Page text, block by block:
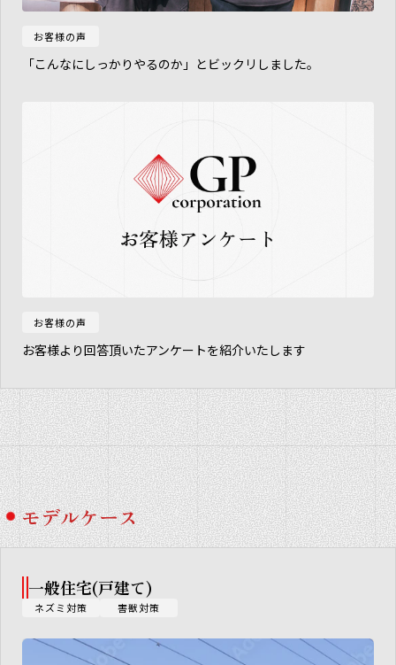
お客様の声
「こんなにしっかりやるのか」とビックリしました。
お客様の声
お客様より回答頂いたアンケートを紹介いたします
モデルケース
一般住宅(戸建て)
ネズミ対策 害獣対策